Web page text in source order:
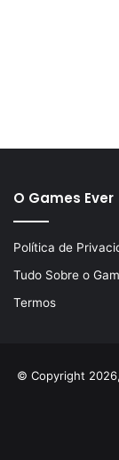
O Games Ever
Política de
Tudo Sobre o
Termos
© Copyright